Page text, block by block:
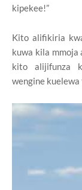
kipekee!”
Kito alifikiria
kuwa kila mmoja
kito alijifunza
wengine